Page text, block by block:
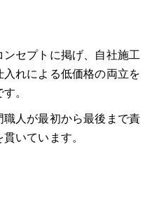
ンセプトに掲げ、自社施工
れによる低価格の両立を
。
人が最初から最後まで責
いています。